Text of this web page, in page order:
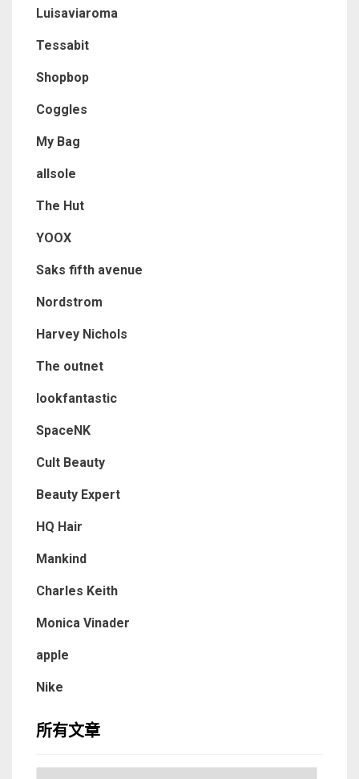
Luisaviaroma
Tessabit
Shopbop
Coggles
My Bag
allsole
The Hut
YOOX
Saks fifth avenue
Nordstrom
Harvey Nichols
The outnet
lookfantastic
SpaceNK
Cult Beauty
Beauty Expert
HQ Hair
Mankind
Charles Keith
Monica Vinader
apple
Nike
所有文章